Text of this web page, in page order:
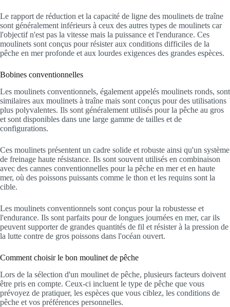
Le rapport de réduction et la capacité de ligne des moulinets de traîne
sont généralement inférieurs à ceux des autres types de moulinets car
l'objectif n'est pas la vitesse mais la puissance et l'endurance. Ces
moulinets sont conçus pour résister aux conditions difficiles de la
pêche en mer profonde et aux lourdes exigences des grandes espèces.
Bobines conventionnelles
Les moulinets conventionnels, également appelés moulinets ronds, sont
similaires aux moulinets à traîne mais sont conçus pour des utilisations
plus polyvalentes. Ils sont généralement utilisés pour la pêche au gros
et sont disponibles dans une large gamme de tailles et de
configurations.
Ces moulinets présentent un cadre solide et robuste ainsi qu'un système
de freinage haute résistance. Ils sont souvent utilisés en combinaison
avec des cannes conventionnelles pour la pêche en mer et en haute
mer, où des poissons puissants comme le thon et les requins sont la
cible.
Les moulinets conventionnels sont conçus pour la robustesse et
l'endurance. Ils sont parfaits pour de longues journées en mer, car ils
peuvent supporter de grandes quantités de fil et résister à la pression de
la lutte contre de gros poissons dans l'océan ouvert.
Comment choisir le bon moulinet de pêche
Lors de la sélection d'un moulinet de pêche, plusieurs facteurs doivent
être pris en compte. Ceux-ci incluent le type de pêche que vous
prévoyez de pratiquer, les espèces que vous ciblez, les conditions de
pêche et vos préférences personnelles.